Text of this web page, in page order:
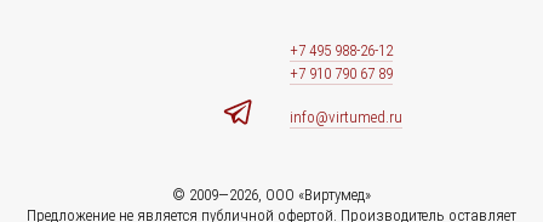
+7 495 988-26-12
+7 910 790 67 89
info@virtumed.ru
© 2009—2026, ООО «Виртумед»
Предложение не является публичной офертой. Производитель оставляет